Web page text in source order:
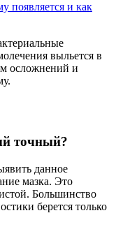
появляется и как
выльется в
осложнений и
точный?
данное
мазка. Это
Большинство
берется только